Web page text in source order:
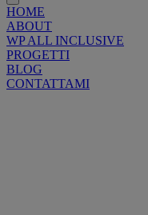
HOME
ABOUT
WP ALL INCLUSIVE
PROGETTI
BLOG
CONTATTAMI